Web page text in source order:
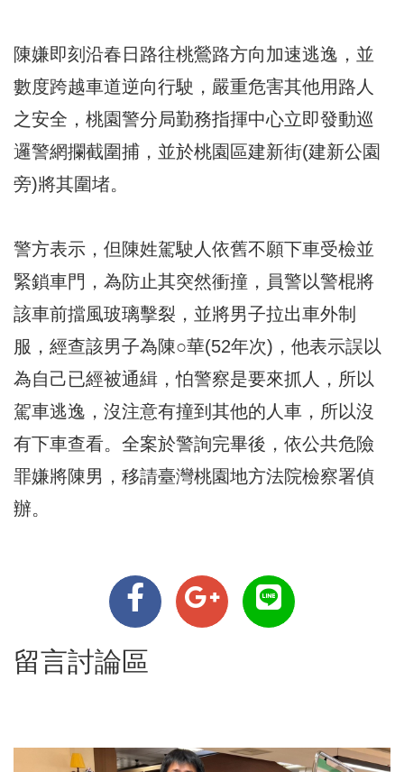
陳嫌即刻沿春日路往桃鶯路方向加速逃逸，並
數度跨越車道逆向行駛，嚴重危害其他用路人
之安全，桃園警分局勤務指揮中心立即發動巡
邏警網攔截圍捕，並於桃園區建新街(建新公園
旁)將其圍堵。
警方表示，但陳姓駕駛人依舊不願下車受檢並
緊鎖車門，為防止其突然衝撞，員警以警棍將
該車前擋風玻璃擊裂，並將男子拉出車外制
服，經查該男子為陳○華(52年次)，他表示誤以
為自己已經被通緝，怕警察是要來抓人，所以
駕車逃逸，沒注意有撞到其他的人車，所以沒
有下車查看。全案於警詢完畢後，依公共危險
罪嫌將陳男，移請臺灣桃園地方法院檢察署偵
辦。
留言討論區